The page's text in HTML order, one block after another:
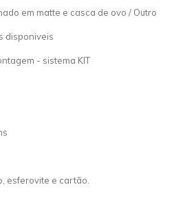
em matte e casca de ovo / Outro
disponiveis
- sistema KIT
esferovite e cartão.